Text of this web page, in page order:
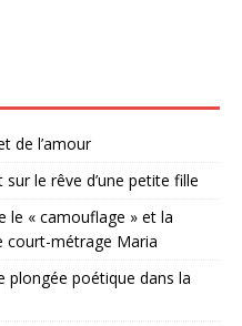
de l’amour
le rêve d’une petite fille
le « camouflage » et la
court-métrage Maria
plongée poétique dans la